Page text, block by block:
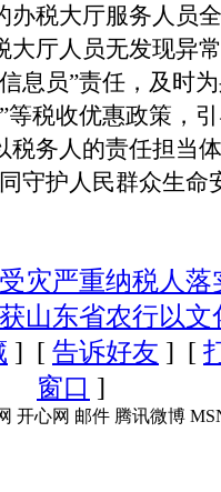
办税大厅服务人员
大厅人员无发现异
息员”责任，及时
等税收优惠政策，
税务人的责任担当
守护人民群众生命
灾严重纳税人
山东省农行以文
] [ 告诉好友 ] [
窗口 ]
开心网 邮件 腾讯微博